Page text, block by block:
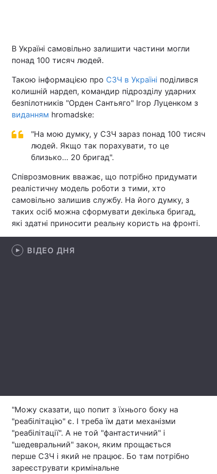
Головна Війна
Україна Політика
Економіка Світ
Спорт
Техно і зв'язок Лайт
Зброя
Здоров'я Туризм
Цікавинки Погода
Екологія Регіони
Лонгріди
Тема оформлення
В Україні самовільно залишити частини могли
понад 100 тисяч людей.
Такою інформацією про СЗЧ в Україні поділився
колишній нардеп, командир підрозділу ударних
безпілотників "Орден Сантьяго" Ігор Луценком з
виданням hromadske:
"На мою думку, у СЗЧ зараз понад 100 тисяч
людей. Якщо так порахувати, то це
близько… 20 бригад".
Співрозмовник вважає, що потрібно придумати
реалістичну модель роботи з тими, хто
самовільно залишив службу. На його думку, з
таких осіб можна сформувати декілька бригад,
які здатні приносити реальну користь на фронті.
ВІДЕО ДНЯ
"Можу сказати, що попит з їхнього боку на
"реабілітацію" є. І треба їм дати механізми
"реабілітації". А не той "фантастичний" і
"шедевральний" закон, яким прощається
перше СЗЧ і який не працює. Бо там потрібно
зареєструвати кримінальне